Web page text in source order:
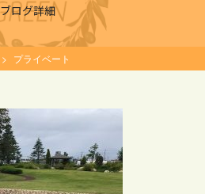
ブログ詳細
プライベート